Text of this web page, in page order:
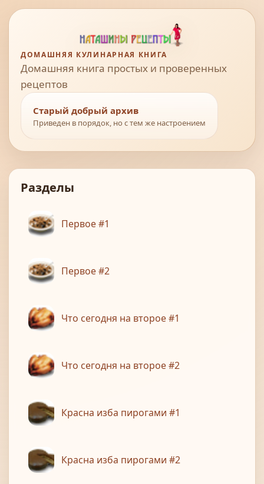
ДОМАШНЯЯ КУЛИНАРНАЯ КНИГА
Домашняя книга простых и проверенных
рецептов
Старый добрый архив
Приведен в порядок, но с тем же настроением
Разделы
Первое #1
Первое #2
Что сегодня на второе #1
Что сегодня на второе #2
Красна изба пирогами #1
Красна изба пирогами #2